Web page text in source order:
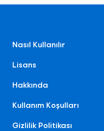
Nasıl Kullanılır
Lisans
Hakkında
Kullanım Koşulları
Gizlilik Politikası